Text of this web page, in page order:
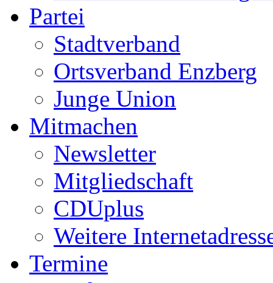
Partei
Stadtverband
Ortsverband Enzberg
Junge Union
Mitmachen
Newsletter
Mitgliedschaft
CDUplus
Weitere
Termine